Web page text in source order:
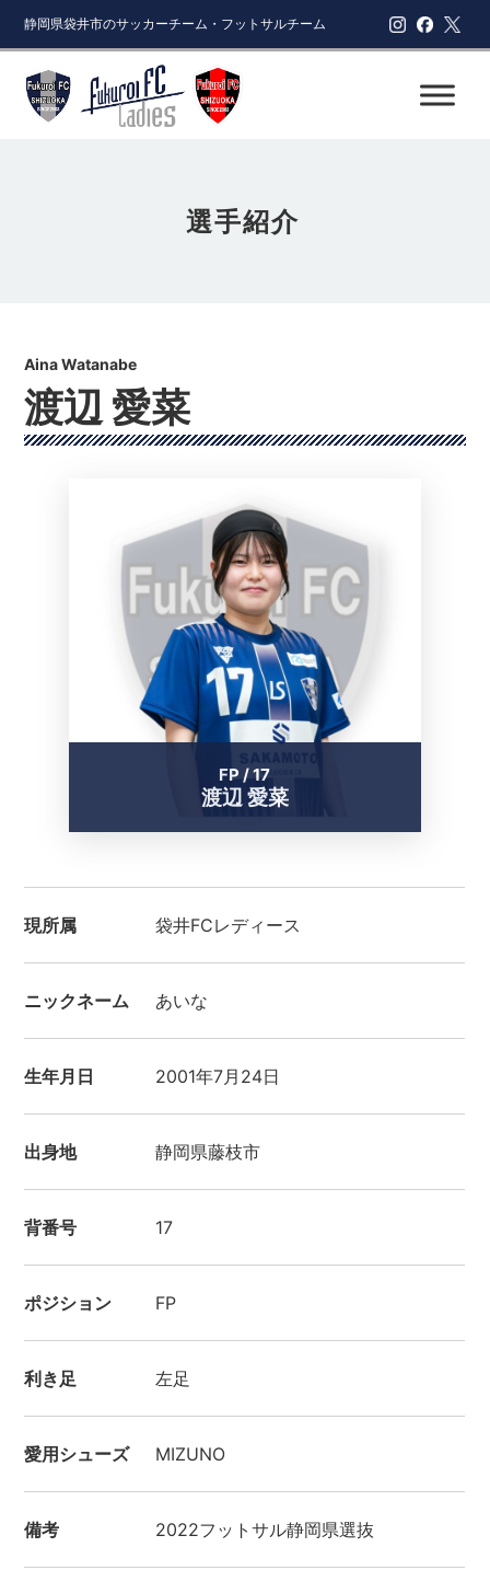
静岡県袋井市のサッカーチーム・フットサルチーム
選手紹介
渡辺 愛菜
FP / 17
渡辺 愛菜
現所属 袋井FCレディース
ニックネーム あいな
生年月日 2001年7月24日
出身地 静岡県藤枝市
背番号 17
ポジション FP
利き足 左足
愛用シューズ MIZUNO
備考 2022フットサル静岡県選抜